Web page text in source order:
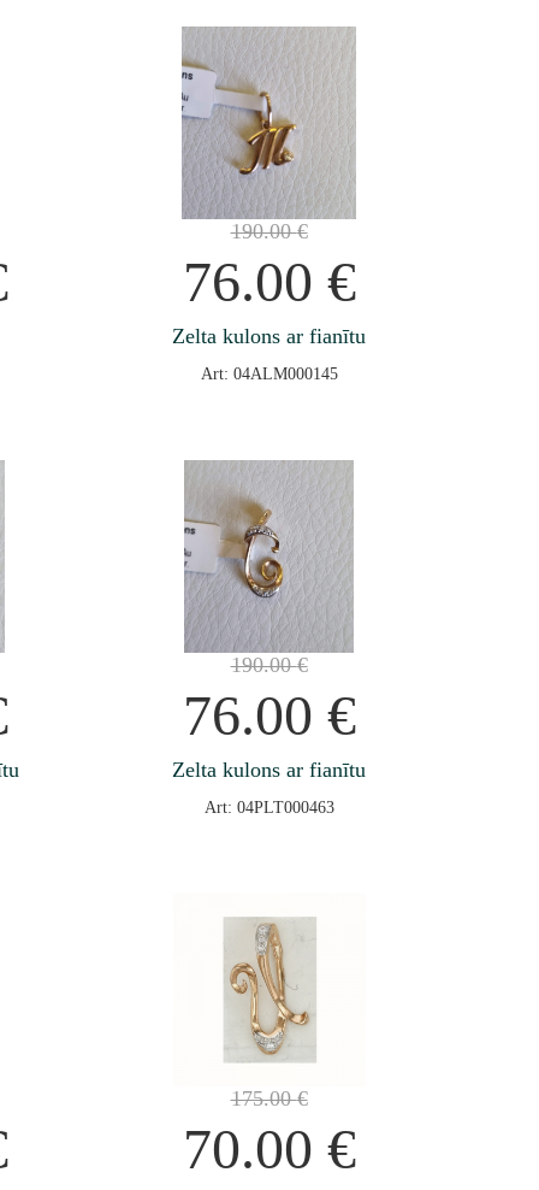
190.00€
76.00 €
Zelta kulons ar fianītu
Art: 04ALM000145
190.00€
76.00 €
Zelta kulons ar fianītu
Art: 04PLT000463
175.00€
70.00 €